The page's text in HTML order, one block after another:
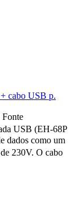
cabo USB p.
USB (EH-68P
dados como um
230V. O cabo